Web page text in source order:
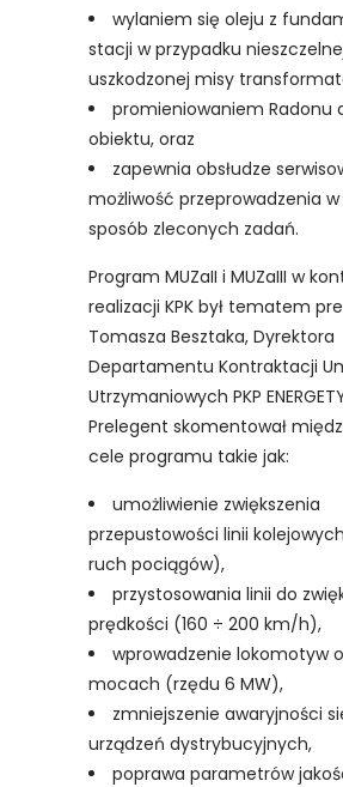
wylaniem się oleju z
stacji w przypadku
uszkodzonej misy
promieniowaniem Radonu
obiektu, oraz
zapewnia obsłudze
możliwość przeprowadzenia
sposób zleconych zadań.
Program MUZaII i MUZaIII w
realizacji KPK był tematem
Tomasza Besztaka, Dyrektora
Departamentu Kontraktacji
Utrzymaniowych PKP
Prelegent skomentował
cele programu takie jak:
umożliwienie zwiększenia
przepustowości linii
ruch pociągów),
przystosowania linii do
prędkości (160 ÷ 200 km/h),
wprowadzenie lokomotyw
mocach (rzędu 6 MW),
zmniejszenie awaryjności
urządzeń dystrybucyjnych,
poprawa parametrów